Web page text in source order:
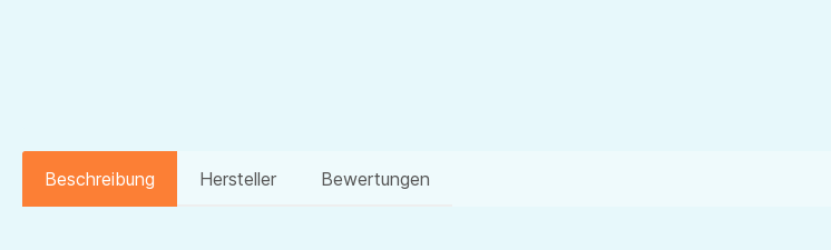
Beschreibung Hersteller Bewertungen